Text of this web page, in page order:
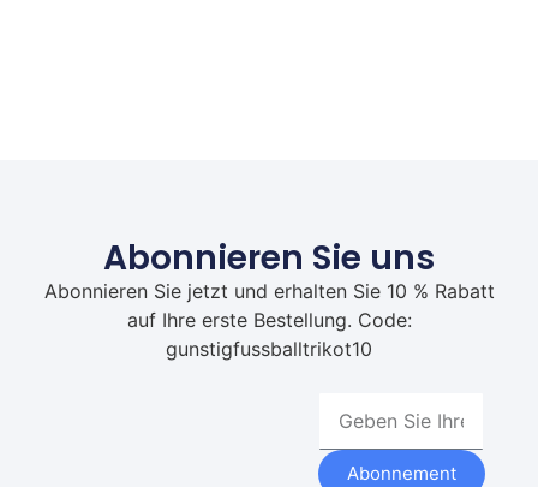
Abonnieren Sie uns
Abonnieren Sie jetzt und erhalten Sie 10 % Rabatt
auf Ihre erste Bestellung. Code:
gunstigfussballtrikot10
Abonnement